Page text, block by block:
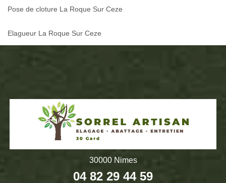
Pose de cloture La Roque Sur Ceze
Elagueur La Roque Sur Ceze
30000 Nimes
04 82 29 44 59